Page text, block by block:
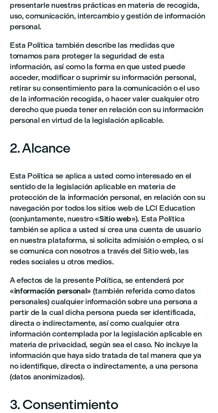
presentarle nuestras prácticas en materia de recogida,
uso, comunicación, intercambio y gestión de información
personal.
Esta Política también describe las medidas que
tomamos para proteger la seguridad de esta
información, así como la forma en que usted puede
acceder, modificar o suprimir su información personal,
retirar su consentimiento para la comunicación o el uso
de la información recogida, o hacer valer cualquier otro
derecho que pueda tener en relación con su información
personal en virtud de la legislación aplicable.
2. Alcance
Esta Política se aplica a usted como interesado en el
sentido de la legislación aplicable en materia de
protección de la información personal, en relación con su
navegación por todos los sitios web de LCI Education
(conjuntamente, nuestro «Sitio web»). Esta Política
también se aplica a usted si crea una cuenta de usuario
en nuestra plataforma, si solicita admisión o empleo, o si
se comunica con nosotros a través del Sitio web, las
redes sociales u otros medios.
A efectos de la presente Política, se entenderá por
«información personal» (también referida como datos
personales) cualquier información sobre una persona a
partir de la cual dicha persona pueda ser identificada,
directa o indirectamente, así como cualquier otra
información contemplada por la legislación aplicable en
materia de privacidad, según sea el caso. No incluye la
información que haya sido tratada de tal manera que ya
no identifique, directa o indirectamente, a una persona
(datos anonimizados).
3. Consentimiento